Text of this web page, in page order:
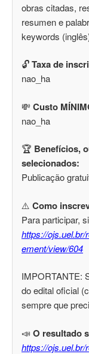
obras citadas,
resumen e
keywords
🔓Taxa de
nao_ha
💸 Custo
nao_ha
🏆 Benefícios,
selecionados:
Publicação
⚠️ Como
Para participar,
https://ojs.uel.br/
ement/view/604
IMPORTANTE:
do edital oficial
sempre que
📣 O resultado
https://ojs.uel.br/